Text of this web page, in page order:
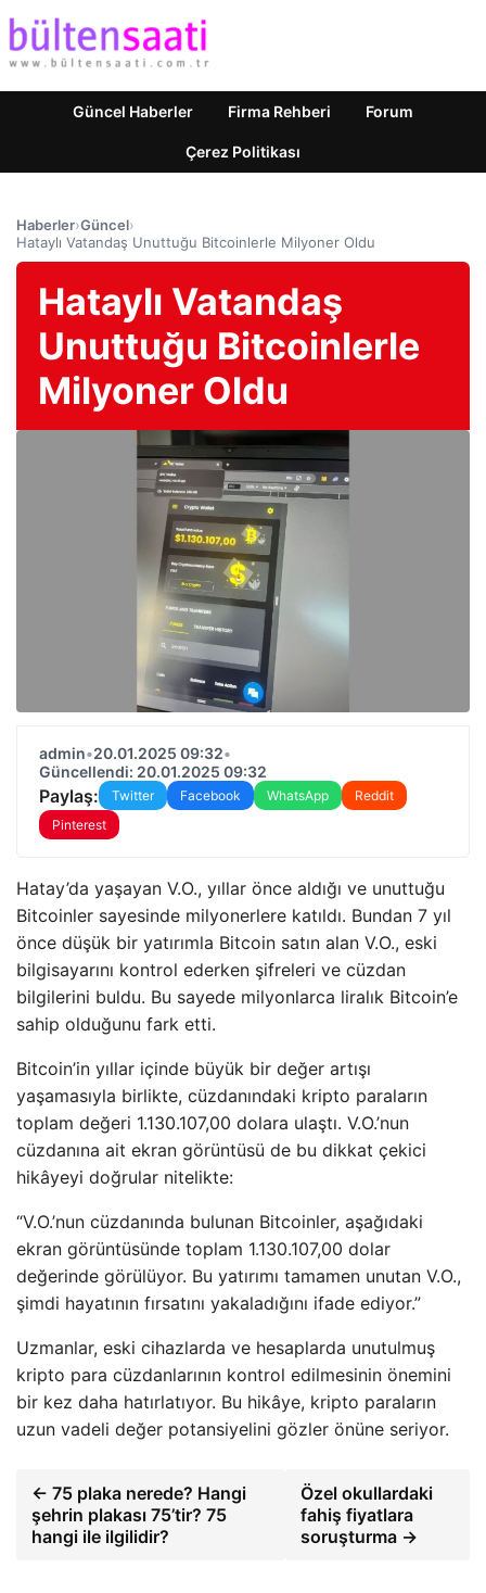
Güncel Haberler Firma Rehberi Forum
Çerez Politikası
Haberler›Güncel›
Hataylı Vatandaş Unuttuğu Bitcoinlerle Milyoner Oldu
Hataylı Vatandaş
Unuttuğu Bitcoinlerle
Milyoner Oldu
admin•20.01.2025 09:32•
Güncellendi: 20.01.2025 09:32
Paylaş: Twitter Facebook WhatsApp
Reddit
Pinterest
Hatay’da yaşayan V.O., yıllar önce aldığı ve unuttuğu
Bitcoinler sayesinde milyonerlere katıldı. Bundan 7 yıl
önce düşük bir yatırımla Bitcoin satın alan V.O., eski
bilgisayarını kontrol ederken şifreleri ve cüzdan
bilgilerini buldu. Bu sayede milyonlarca liralık Bitcoin’e
sahip olduğunu fark etti.
Bitcoin’in yıllar içinde büyük bir değer artışı
yaşamasıyla birlikte, cüzdanındaki kripto paraların
toplam değeri 1.130.107,00 dolara ulaştı. V.O.’nun
cüzdanına ait ekran görüntüsü de bu dikkat çekici
hikâyeyi doğrular nitelikte:
“V.O.’nun cüzdanında bulunan Bitcoinler, aşağıdaki
ekran görüntüsünde toplam 1.130.107,00 dolar
değerinde görülüyor. Bu yatırımı tamamen unutan V.O.,
şimdi hayatının fırsatını yakaladığını ifade ediyor.”
Uzmanlar, eski cihazlarda ve hesaplarda unutulmuş
kripto para cüzdanlarının kontrol edilmesinin önemini
bir kez daha hatırlatıyor. Bu hikâye, kripto paraların
uzun vadeli değer potansiyelini gözler önüne seriyor.
← 75 plaka nerede? Hangi
şehrin plakası 75’tir? 75
hangi ile ilgilidir?
Özel okullardaki
fahiş fiyatlara
soruşturma →